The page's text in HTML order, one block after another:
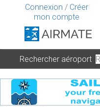
Connexion / Créer
mon compte
Rechercher aéroport